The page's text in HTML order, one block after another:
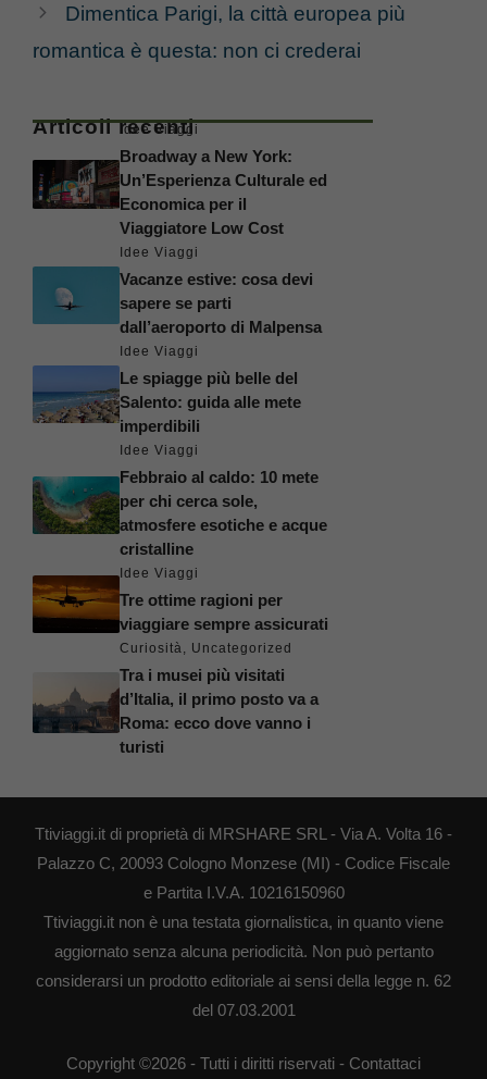
Dimentica Parigi, la città europea più
romantica è questa: non ci crederai
Articoli recenti
Idee Viaggi
Broadway a New York:
Un’Esperienza Culturale ed
Economica per il
Viaggiatore Low Cost
Idee Viaggi
Vacanze estive: cosa devi
sapere se parti
dall’aeroporto di Malpensa
Idee Viaggi
Le spiagge più belle del
Salento: guida alle mete
imperdibili
Idee Viaggi
Febbraio al caldo: 10 mete
per chi cerca sole,
atmosfere esotiche e acque
cristalline
Idee Viaggi
Tre ottime ragioni per
viaggiare sempre assicurati
Curiosità Uncategorized
Tra i musei più visitati
d’Italia, il primo posto va a
Roma: ecco dove vanno i
turisti
Ttiviaggi.it di proprietà di MRSHARE SRL - Via A. Volta 16 -
Palazzo C, 20093 Cologno Monzese (MI) - Codice Fiscale
e Partita I.V.A. 10216150960
Ttiviaggi.it non è una testata giornalistica, in quanto viene
aggiornato senza alcuna periodicità. Non può pertanto
considerarsi un prodotto editoriale ai sensi della legge n. 62
del 07.03.2001
Copyright ©2026 - Tutti i diritti riservati - Contattaci